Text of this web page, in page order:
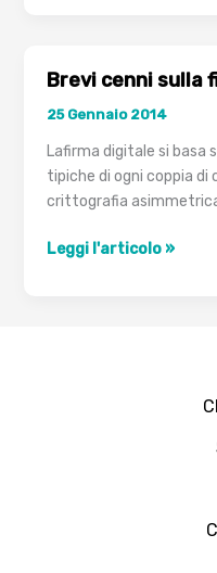
portata
di
tutti
Brevi cenni sulla
25 Gennaio 2014
Lafirma digitale si basa
tipiche di ogni coppia di
crittografia
Brevi
Leggi l'articolo »